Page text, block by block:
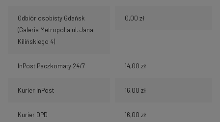
Odbiór osobisty Gdańsk
(Galeria Metropolia ul. Jana
Kilińskiego 4)
0,00 zł
InPost Paczkomaty 24/7 14,00 zł
Kurier InPost 16,00 zł
Kurier DPD 16,00 zł